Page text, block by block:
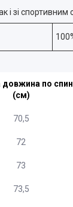
і зі спортивним
довжина по
(см)
70,5
72
73
73,5